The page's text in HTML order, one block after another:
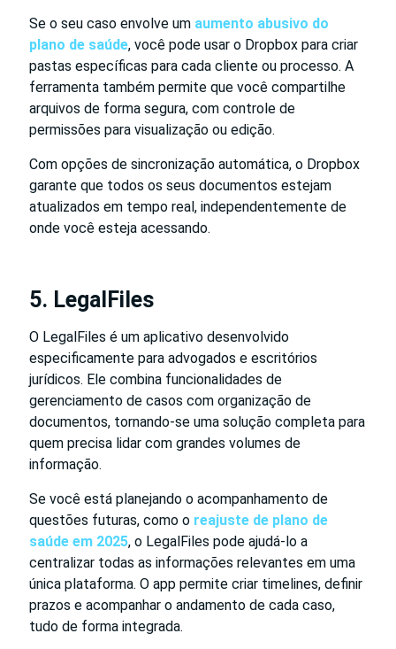
Se o seu caso envolve um aumento abusivo do
plano de saúde, você pode usar o Dropbox para criar
pastas específicas para cada cliente ou processo. A
ferramenta também permite que você compartilhe
arquivos de forma segura, com controle de
permissões para visualização ou edição.
Com opções de sincronização automática, o Dropbox
garante que todos os seus documentos estejam
atualizados em tempo real, independentemente de
onde você esteja acessando.
5. LegalFiles
O LegalFiles é um aplicativo desenvolvido
especificamente para advogados e escritórios
jurídicos. Ele combina funcionalidades de
gerenciamento de casos com organização de
documentos, tornando-se uma solução completa para
quem precisa lidar com grandes volumes de
informação.
Se você está planejando o acompanhamento de
questões futuras, como o reajuste de plano de
saúde em 2025, o LegalFiles pode ajudá-lo a
centralizar todas as informações relevantes em uma
única plataforma. O app permite criar timelines, definir
prazos e acompanhar o andamento de cada caso,
tudo de forma integrada.